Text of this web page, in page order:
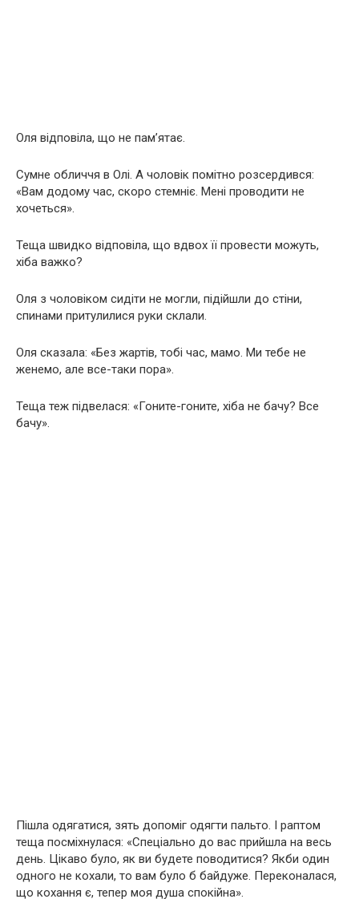
Оля відповіла, що не пам’ятає.
Сумне обличчя в Олі. А чоловік помітно розсердився:
«Вам додому час, скоро стемніє. Мені проводити не
хочеться».
Теща швидко відповіла, що вдвох її провести можуть,
хіба важко?
Оля з чоловіком сидіти не могли, підійшли до стіни,
спинами притулилися руки склали.
Оля сказала: «Без жартів, тобі час, мамо. Ми тебе не
женемо, але все-таки пора».
Теща теж підвелася: «Гоните-гоните, хіба не бачу? Все
бачу».
Пішла одягатися, зять допоміг одягти пальто. І раптом
теща посміхнулася: «Спеціально до вас прийшла на весь
день. Цікаво було, як ви будете поводитися? Якби один
одного не кохали, то вам було б байдуже. Переконалася,
що кохання є, тепер моя душа спокійна».